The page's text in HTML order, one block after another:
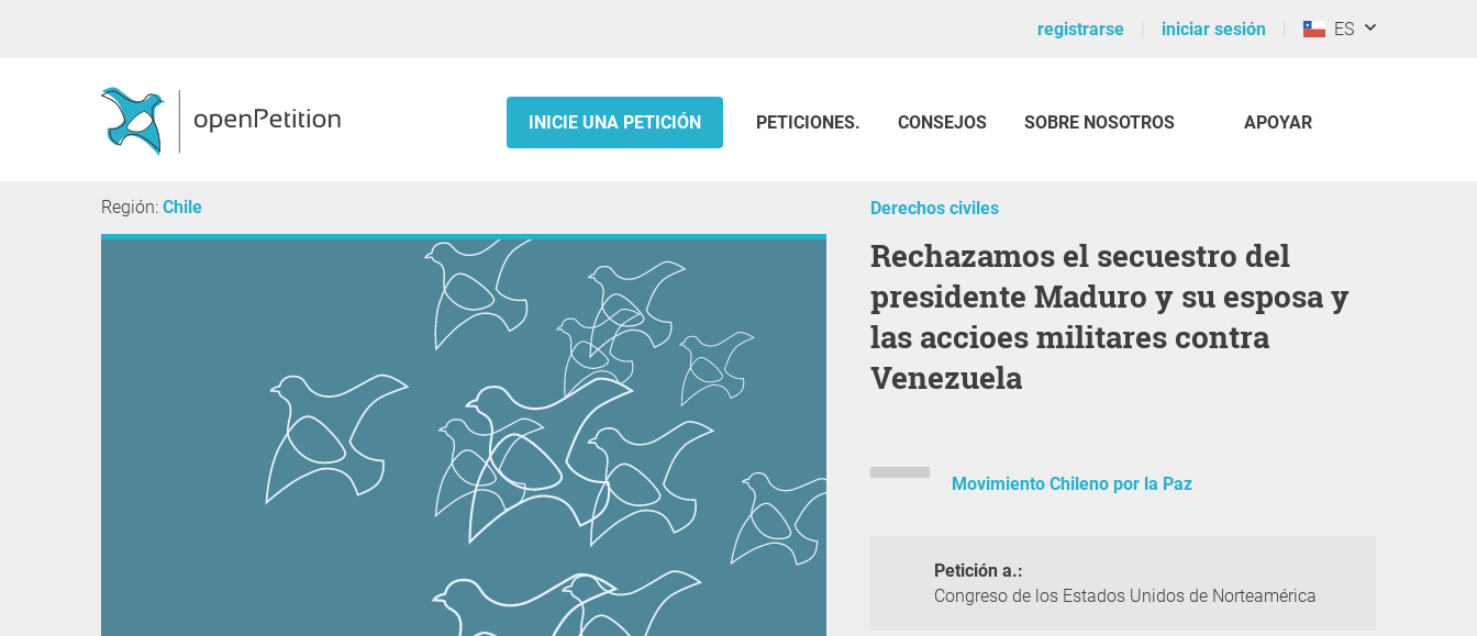
registrarse iniciar sesión ES
INICIE UNA PETICIÓN PETICIONES. CONSEJOS SOBRE NOSOTROS APOYAR
Región: Chile Derechos civiles
Rechazamos el secuestro del
presidente Maduro y su esposa y
las accioes militares contra
Venezuela
Movimiento Chileno por la Paz
Petición a.:
Congreso de los Estados Unidos de Norteamérica